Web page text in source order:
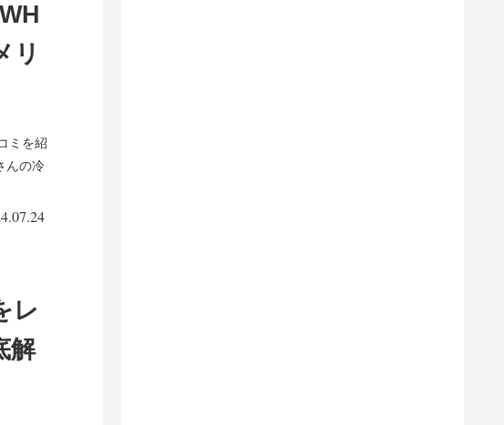
リ
ミを紹
んの冷
レ
解